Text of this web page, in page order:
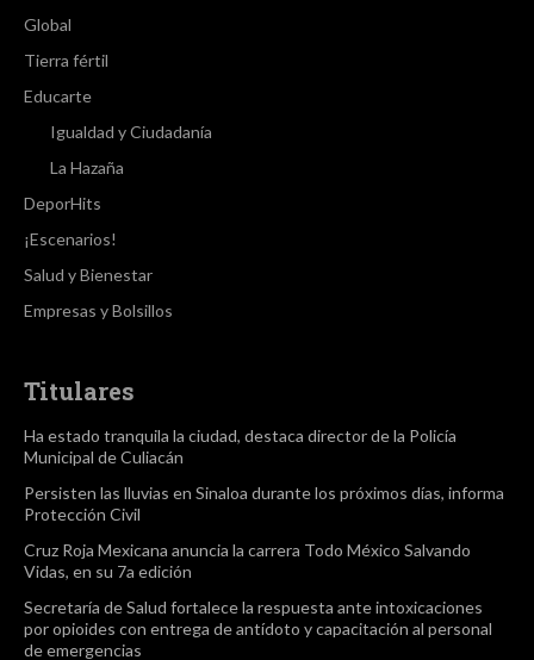
Global
Tierra fértil
Educarte
Igualdad y Ciudadanía
La Hazaña
DeporHits
¡Escenarios!
Salud y Bienestar
Empresas y Bolsillos
Titulares
Ha estado tranquila la ciudad, destaca director de la Policía
Municipal de Culiacán
Persisten las lluvias en Sinaloa durante los próximos días, informa
Protección Civil
Cruz Roja Mexicana anuncia la carrera Todo México Salvando
Vidas, en su 7a edición
Secretaría de Salud fortalece la respuesta ante intoxicaciones
por opioides con entrega de antídoto y capacitación al personal
de emergencias